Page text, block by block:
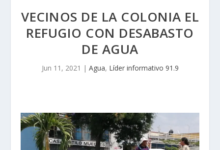
VECINOS DE LA COLONIA EL
REFUGIO CON DESABASTO
DE AGUA
Jun 11, 2021 | Agua, Líder informativo 91.9